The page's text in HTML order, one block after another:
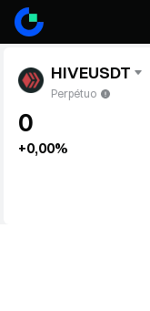
HIVEUSDT
Perpétuo
0
+0,00%